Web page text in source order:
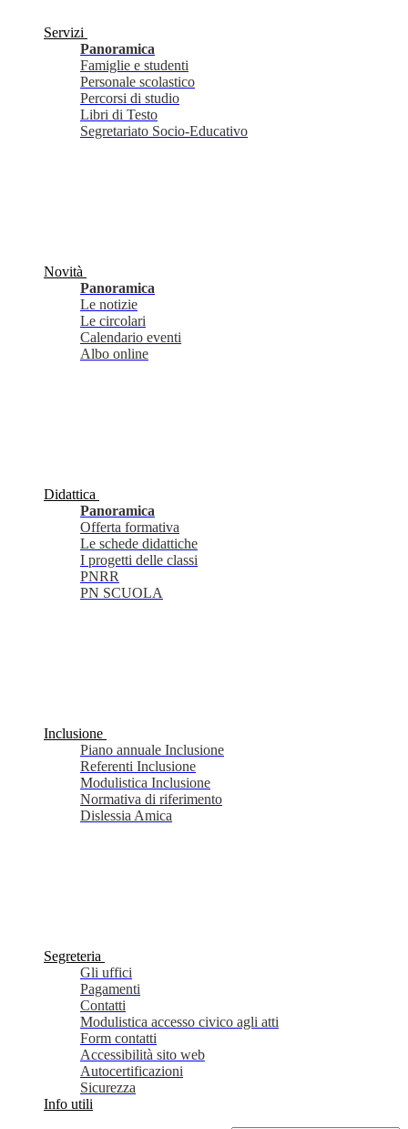
Servizi
Panoramica
Famiglie e studenti
Personale scolastico
Percorsi di studio
Libri di Testo
Segretariato Socio-Educativo
Novità
Panoramica
Le notizie
Le circolari
Calendario eventi
Albo online
Didattica
Panoramica
Offerta formativa
Le schede didattiche
I progetti delle classi
PNRR
PN SCUOLA
Inclusione
Piano annuale Inclusione
Referenti Inclusione
Modulistica Inclusione
Normativa di riferimento
Dislessia Amica
Segreteria
Gli uffici
Pagamenti
Contatti
Modulistica accesso civico agli atti
Form contatti
Accessibilità sito web
Autocertificazioni
Sicurezza
Info utili